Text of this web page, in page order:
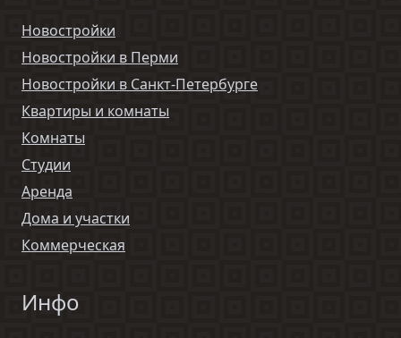
Новостройки
Новостройки в Перми
Новостройки в Санкт-Петербурге
Квартиры и комнаты
Комнаты
Студии
Аренда
Дома и участки
Коммерческая
Инфо